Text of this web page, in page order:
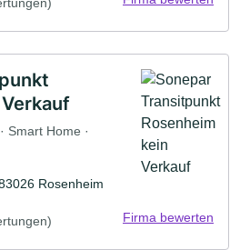
Smart Home ·
Rosenheim
Firma bewerten